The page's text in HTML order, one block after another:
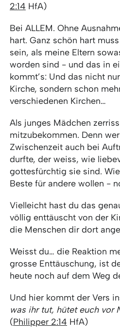
2:14 HfA)
Bei ALLEM. Ohne
hart. Ganz schön hart
sein, als meine Eltern
worden sind - und das in
kommt’s: Und das nicht
Kirche, sondern schon
verschiedenen Kirchen…
Als junges Mädchen
mitzubekommen. Denn
Zwischenzeit auch bei
durfte, der weiss, wie
gottesfürchtig sie sind.
Beste für andere wollen -
Vielleicht hast du das
völlig enttäuscht von der
die Menschen dir dort
Weisst du… die Reaktion
grosse Enttäuschung, ist
heute noch auf dem Weg
Und hier kommt der Vers
was ihr tut, hütet euch vor
(Philipper 2:14 HfA)